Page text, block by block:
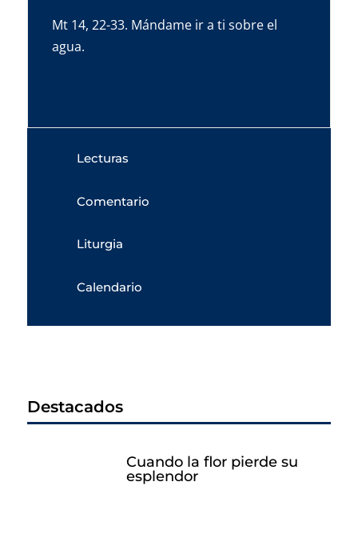
Mt 14, 22-33. Mándame ir a ti sobre el
agua.
Lecturas
Comentario
Liturgia
Calendario
Destacados
Cuando la flor pierde su
esplendor